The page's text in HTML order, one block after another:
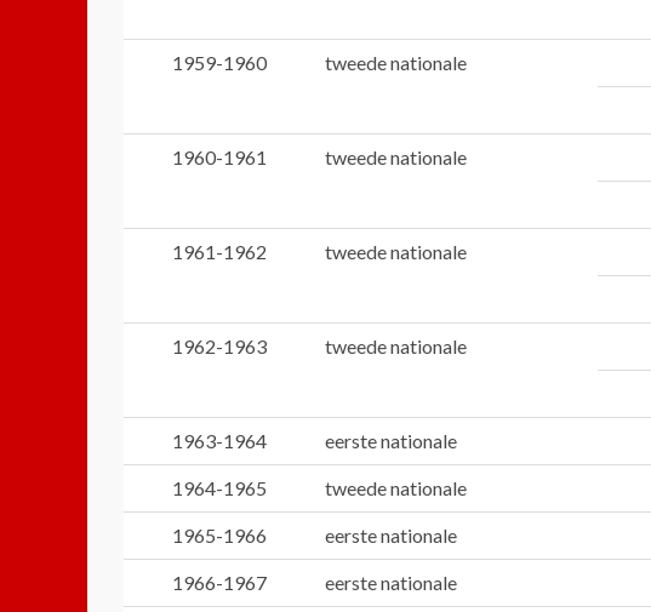
1959-1960 tweede nationale
1960-1961 tweede nationale
1961-1962 tweede nationale
1962-1963 tweede nationale
1963-1964 eerste nationale
1964-1965 tweede nationale
1965-1966 eerste nationale
1966-1967 eerste nationale